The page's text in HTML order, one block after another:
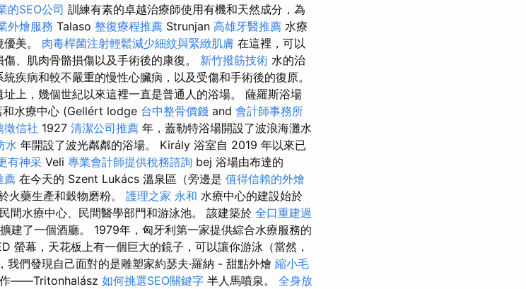
的SEO公司 訓練有素的卓越治療師使用有機和天然成分，為
外燴服務 Talaso 整復療程推薦 Strunjan 高雄牙醫推薦 水療
美。 肉毒桿菌注射輕鬆減少細紋與緊緻肌膚 在這裡，可以
、肌肉骨骼損傷以及手術後的康復。 新竹撥筋技術 水的治
疾病和較不嚴重的慢性心臟病，以及受傷和手術後的復原。
上，幾個世紀以來這裡一直是普通人的浴場。 薩羅斯浴場
和水療中心 (Gellért lodge 台中整骨價錢 and 會計師事務所
徵信社 1927 清潔公司推薦 年，蓋勒特浴場開設了波浪海灘水
水 年開設了波光粼粼的浴場。 Király 浴室自 2019 年以來已
有神采 Veli 專業會計師提供稅務諮詢 bej 浴場由布達的
薦 在今天的 Szent Lukács 溫泉區（旁邊是 值得信賴的外燴
火藥生產和穀物磨粉。 護理之家 永和 水療中心的建設始於
間水療中心、民間醫學部門和游泳池。 該建築於 全口重建過
建了一個酒廳。 1979年，匈牙利第一家提供綜合水療服務的
螢幕，天花板上有一個巨大的鏡子，可以讓你游泳（當然，
們發現自己面對的是雕塑家約瑟夫·羅納 - 甜點外燴 縮小毛
——Tritonhalász 如何挑選SEO關鍵字 半人馬噴泉。 全身放